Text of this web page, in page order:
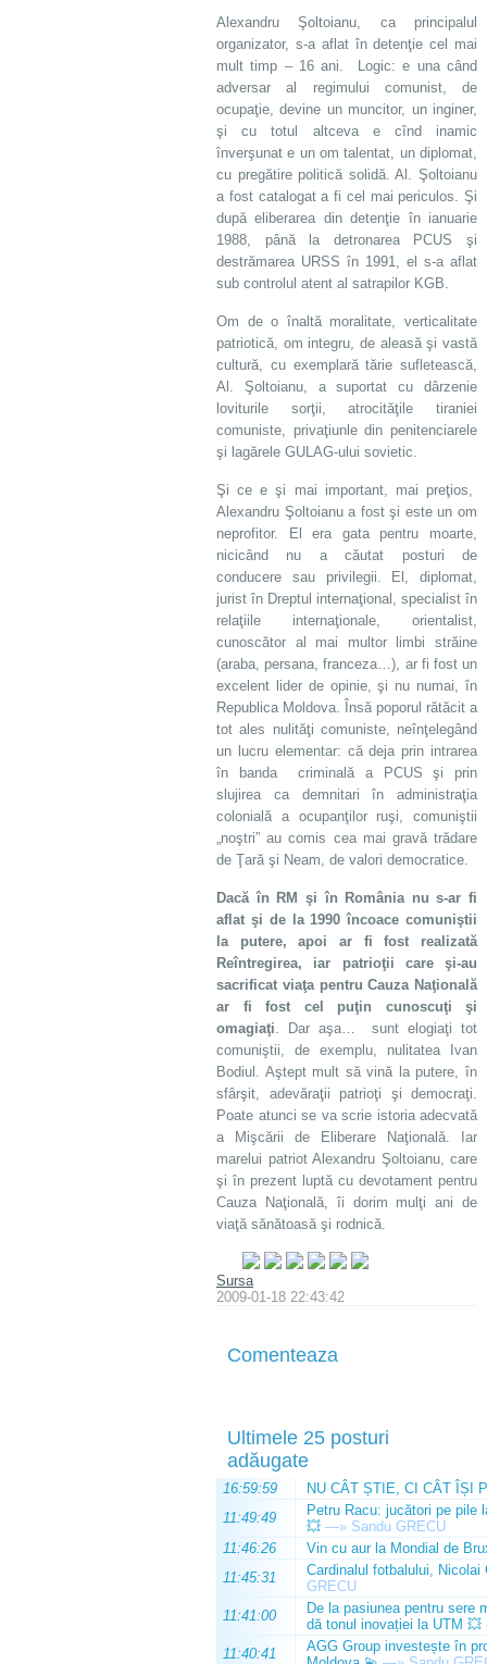
Alexandru Şoltoianu, ca principalul
organizator, s-a aflat în detenţie cel mai
mult timp – 16 ani. Logic: e una când
adversar al regimului comunist, de
ocupaţie, devine un muncitor, un inginer,
şi cu totul altceva e cînd inamic
înverşunat e un om talentat, un diplomat,
cu pregătire politică solidă. Al. Şoltoianu
a fost catalogat a fi cel mai periculos. Şi
după eliberarea din detenţie în ianuarie
1988, până la detronarea PCUS şi
destrămarea URSS în 1991, el s-a aflat
sub controlul atent al satrapilor KGB.
Om de o înaltă moralitate, verticalitate
patriotică, om integru, de aleasă şi vastă
cultură, cu exemplară tărie sufletească,
Al. Şoltoianu, a suportat cu dârzenie
loviturile sorţii, atrocităţile tiraniei
comuniste, privaţiunle din penitenciarele
şi lagărele GULAG-ului sovietic.
Şi ce e şi mai important, mai preţios,
Alexandru Şoltoianu a fost şi este un om
neprofitor. El era gata pentru moarte,
nicicând nu a căutat posturi de
conducere sau privilegii. El, diplomat,
jurist în Dreptul internaţional, specialist în
relaţiile internaţionale, orientalist,
cunoscător al mai multor limbi străine
(araba, persana, franceza…), ar fi fost un
excelent lider de opinie, şi nu numai, în
Republica Moldova. Însă poporul rătăcit a
tot ales nulităţi comuniste, neînţelegând
un lucru elementar: că deja prin intrarea
în banda criminală a PCUS şi prin
slujirea ca demnitari în administraţia
colonială a ocupanţilor ruşi, comuniştii
„noştri” au comis cea mai gravă trădare
de Ţară şi Neam, de valori democratice.
Dacă în RM şi în România nu s-ar fi
aflat şi de la 1990 încoace comuniştii
la putere, apoi ar fi fost realizată
Reîntregirea, iar patrioţii care şi-au
sacrificat viaţa pentru Cauza Naţională
ar fi fost cel puţin cunoscuţi şi
omagiaţi. Dar aşa… sunt elogiaţi tot
comuniştii, de exemplu, nulitatea Ivan
Bodiul. Aştept mult să vină la putere, în
sfârşit, adevăraţii patrioţi şi democraţi.
Poate atunci se va scrie istoria adecvată
a Mişcării de Eliberare Naţională. Iar
marelui patriot Alexandru Şoltoianu, care
şi în prezent luptă cu devotament pentru
Cauza Naţională, îi dorim mulţi ani de
viaţă sănătoasă şi rodnică.
Sursa
2009-01-18 22:43:42
Comenteaza
Ultimele 25 posturi
adăugate
16:59:59
NU CÂT ȘTIE, CI CÂT ÎȘI
11:49:49
Petru Racu: jucători pe pile
💥 —» Sandu GRECU
11:46:26
Vin cu aur la Mondial de
11:45:31
Cardinalul fotbalului,
GRECU
11:41:00
De la pasiunea pentru sere
dă tonul inovației la UTM 💥
11:40:41
AGG Group investește în